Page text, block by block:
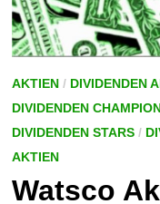
AKTIEN/ DIVIDENDEN
DIVIDENDEN
DIVIDENDEN STARS/
AKTIEN
Watsco